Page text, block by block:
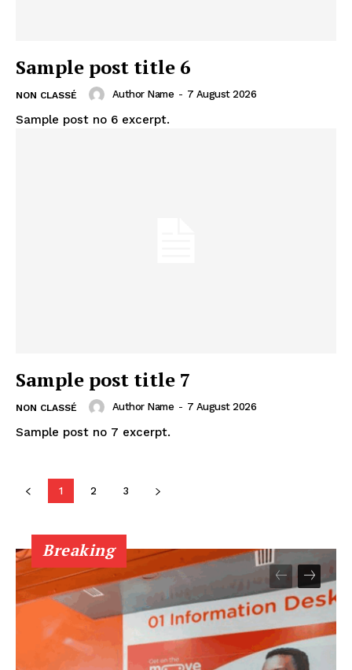
Sample post title 6
NON CLASSÉ Author Name - 7 August 2026
Sample post no 6 excerpt.
Sample post title 7
NON CLASSÉ Author Name - 7 August 2026
Sample post no 7 excerpt.
1 2 3
Breaking